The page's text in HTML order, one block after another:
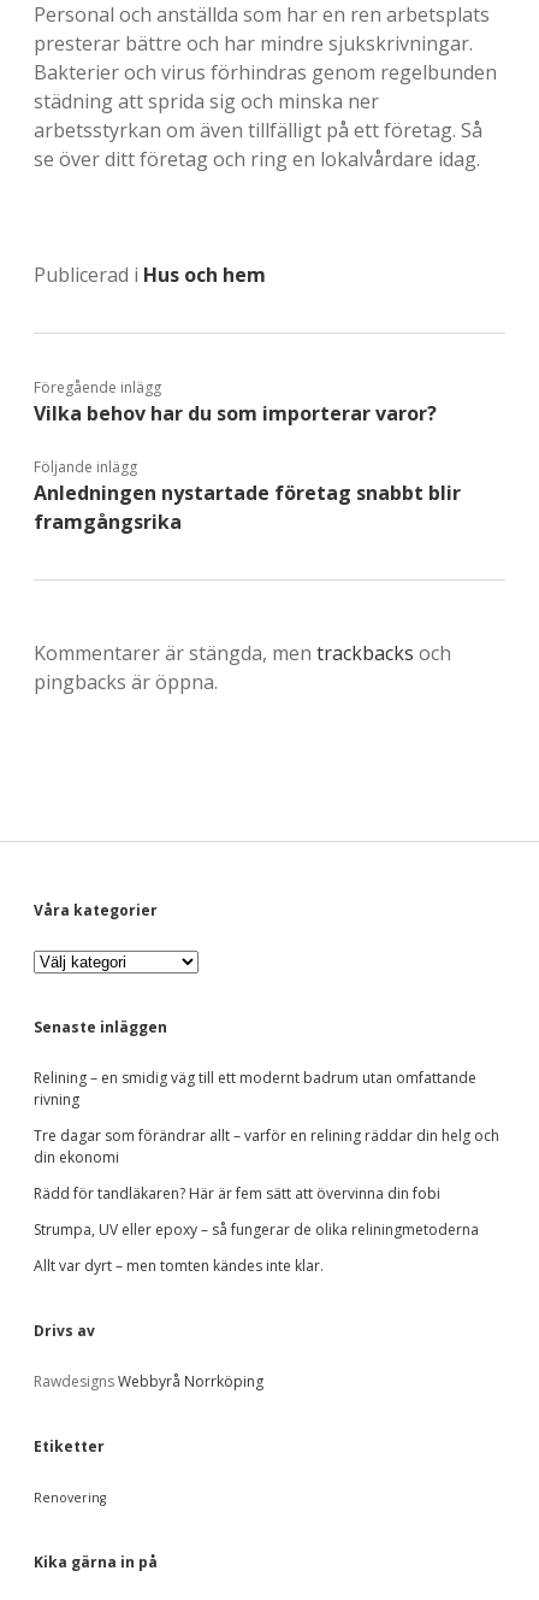
e
t
.
Personal och anställda som har en ren arbetsplats
presterar bättre och har mindre sjukskrivningar.
Bakterier och virus förhindras genom regelbunden
städning att sprida sig och minska ner
arbetsstyrkan om även tillfälligt på ett företag. Så
se över ditt företag och ring en lokalvårdare idag.
Publicerad i Hus och hem
Föregående inlägg
Vilka behov har du som importerar varor?
Följande inlägg
Anledningen nystartade företag snabbt blir
framgångsrika
Kommentarer är stängda, men trackbacks och
pingbacks är öppna.
S
i
d
e
b
a
r
Våra kategorier
V
a
a
g
o
i
e
Senaste inläggen
Relining – en smidig väg till ett modernt badrum utan omfattande
rivning
Tre dagar som förändrar allt – varför en relining räddar din helg och
din ekonomi
Rädd för tandläkaren? Här är fem sätt att övervinna din fobi
Strumpa, UV eller epoxy – så fungerar de olika reliningmetoderna
Allt var dyrt – men tomten kändes inte klar.
Drivs av
RawdesignsWebbyrå Norrköping
Etiketter
Renovering
Kika gärna in på